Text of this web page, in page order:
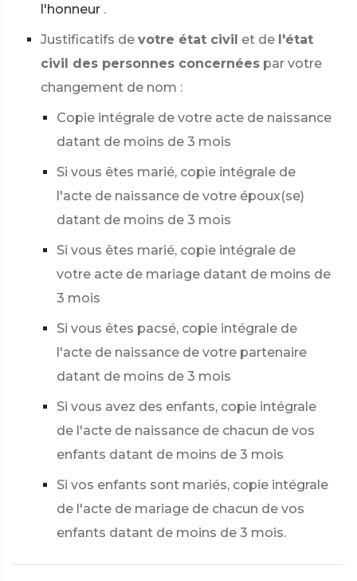
l'honneur .
Justificatifs de votre état civil et de l'état
civil des personnes concernées par votre
changement de nom :
Copie intégrale de votre acte de naissance
datant de moins de 3 mois
Si vous êtes marié, copie intégrale de
l'acte de naissance de votre époux(se)
datant de moins de 3 mois
Si vous êtes marié, copie intégrale de
votre acte de mariage datant de moins de
3 mois
Si vous êtes pacsé, copie intégrale de
l'acte de naissance de votre partenaire
datant de moins de 3 mois
Si vous avez des enfants, copie intégrale
de l'acte de naissance de chacun de vos
enfants datant de moins de 3 mois
Si vos enfants sont mariés, copie intégrale
de l'acte de mariage de chacun de vos
enfants datant de moins de 3 mois.